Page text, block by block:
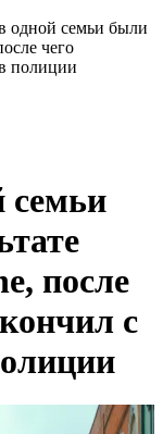
одной семьи были
чего
полиции
семьи
после
с